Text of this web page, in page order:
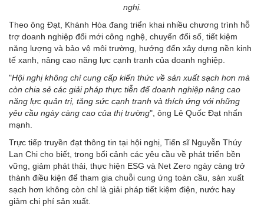
nghị.
Theo ông Đạt, Khánh Hòa đang triển khai nhiều chương trình hỗ
trợ doanh nghiệp đổi mới công nghệ, chuyển đổi số, tiết kiệm
năng lượng và bảo vệ môi trường, hướng đến xây dựng nền kinh
tế xanh, nâng cao năng lực cạnh tranh của doanh nghiệp.
"Hội nghị không chỉ cung cấp kiến thức về sản xuất sạch hơn mà
còn chia sẻ các giải pháp thực tiễn để doanh nghiệp nâng cao
năng lực quản trị, tăng sức cạnh tranh và thích ứng với những
yêu cầu ngày càng cao của thị trường", ông Lê Quốc Đạt nhấn
mạnh.
Trực tiếp truyền đạt thông tin tại hội nghị, Tiến sĩ Nguyễn Thúy
Lan Chi cho biết, trong bối cảnh các yêu cầu về phát triển bền
vững, giảm phát thải, thực hiện ESG và Net Zero ngày càng trở
thành điều kiện để tham gia chuỗi cung ứng toàn cầu, sản xuất
sạch hơn không còn chỉ là giải pháp tiết kiệm điện, nước hay
giảm chi phí sản xuất.